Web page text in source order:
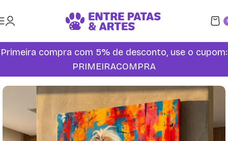
Primeira compra com 5% de desconto, use o cupom:
PRIMEIRACOMPRA